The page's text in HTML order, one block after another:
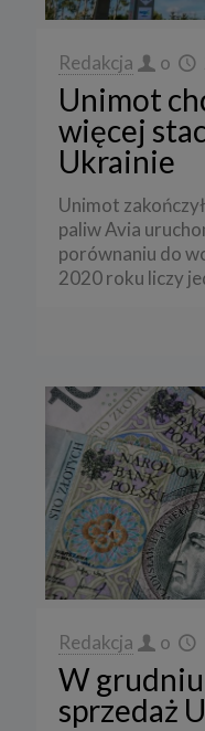
Redakcja o
Unimot
więcej
Ukrainie
Unimot
paliw Avia
porównaniu do
2020 roku liczy
Redakcja o
W grudniu
sprzedaż